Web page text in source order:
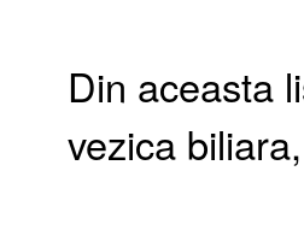
Din aceasta
vezica